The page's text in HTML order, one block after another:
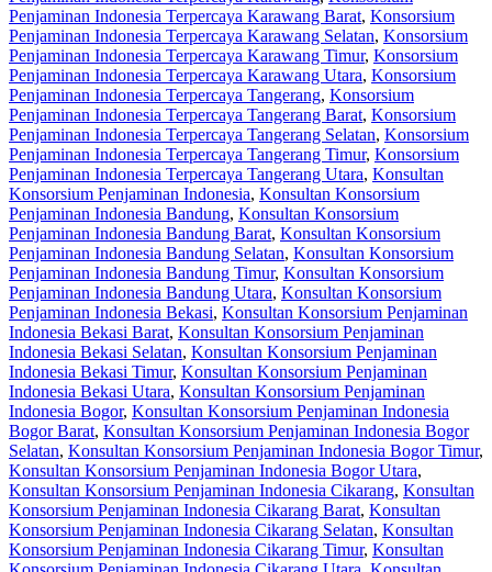
Penjaminan Indonesia Terpercaya Karawang Barat, Konsorsium
Penjaminan Indonesia Terpercaya Karawang Selatan, Konsorsium
Penjaminan Indonesia Terpercaya Karawang Timur, Konsorsium
Penjaminan Indonesia Terpercaya Karawang Utara, Konsorsium
Penjaminan Indonesia Terpercaya Tangerang, Konsorsium
Penjaminan Indonesia Terpercaya Tangerang Barat, Konsorsium
Penjaminan Indonesia Terpercaya Tangerang Selatan, Konsorsium
Penjaminan Indonesia Terpercaya Tangerang Timur, Konsorsium
Penjaminan Indonesia Terpercaya Tangerang Utara, Konsultan
Konsorsium Penjaminan Indonesia, Konsultan Konsorsium
Penjaminan Indonesia Bandung, Konsultan Konsorsium
Penjaminan Indonesia Bandung Barat, Konsultan Konsorsium
Penjaminan Indonesia Bandung Selatan, Konsultan Konsorsium
Penjaminan Indonesia Bandung Timur, Konsultan Konsorsium
Penjaminan Indonesia Bandung Utara, Konsultan Konsorsium
Penjaminan Indonesia Bekasi, Konsultan Konsorsium Penjaminan
Indonesia Bekasi Barat, Konsultan Konsorsium Penjaminan
Indonesia Bekasi Selatan, Konsultan Konsorsium Penjaminan
Indonesia Bekasi Timur, Konsultan Konsorsium Penjaminan
Indonesia Bekasi Utara, Konsultan Konsorsium Penjaminan
Indonesia Bogor, Konsultan Konsorsium Penjaminan Indonesia
Bogor Barat, Konsultan Konsorsium Penjaminan Indonesia Bogor
Selatan, Konsultan Konsorsium Penjaminan Indonesia Bogor Timur,
Konsultan Konsorsium Penjaminan Indonesia Bogor Utara,
Konsultan Konsorsium Penjaminan Indonesia Cikarang, Konsultan
Konsorsium Penjaminan Indonesia Cikarang Barat, Konsultan
Konsorsium Penjaminan Indonesia Cikarang Selatan, Konsultan
Konsorsium Penjaminan Indonesia Cikarang Timur, Konsultan